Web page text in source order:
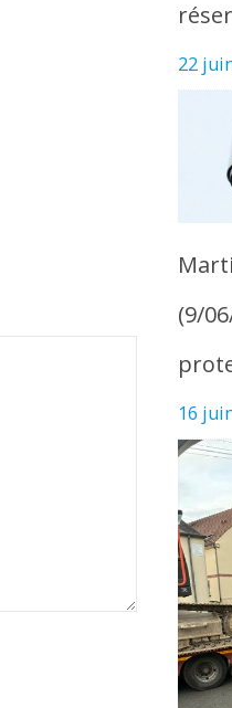
22
(9/
16